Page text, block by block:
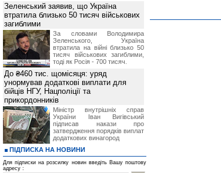
Зеленський заявив, що Україна
втратила близько 50 тисяч військових
загиблими
За словами Володимира
Зеленського, Україна
втратила на війні близько 50
тисяч військових загиблими,
тоді як Росія - 700 тисяч.
До ₴460 тис. щомісяця: уряд
унормував додаткові виплати для
бійців НГУ, Нацполіції та
прикордонників
Міністр внутрішніх справ
України Іван Вигівський
підписав накази про
затвердження порядків виплат
додаткових винагород
ПІДПИСКА НА НОВИНИ
Для підписки на розсилку новин введіть Вашу поштову
адресу :